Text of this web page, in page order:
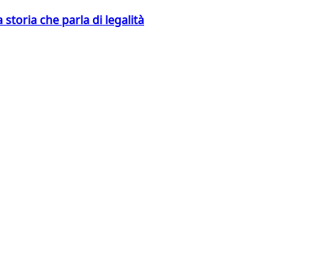
storia che parla di legalità